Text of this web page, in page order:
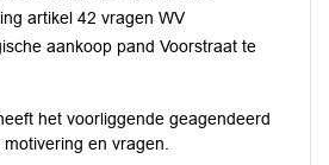
artikel 42 vragen WV
aankoop pand Voorstraat te
het voorliggende geagendeerd
en vragen.